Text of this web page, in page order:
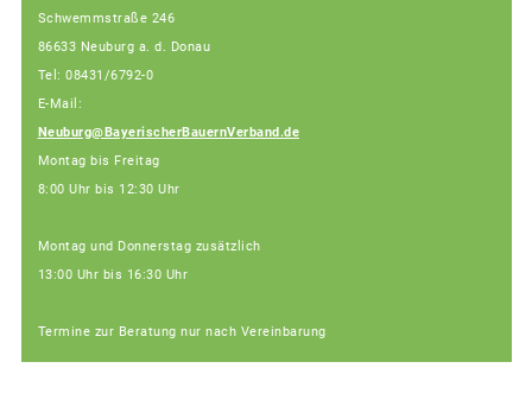
Schwemmstraße 246
86633 Neuburg a. d. Donau
Tel: 08431/6792-0
E-Mail:
Neuburg@BayerischerBauernVerband.de
Montag bis Freitag
8:00 Uhr bis 12:30 Uhr
Montag und Donnerstag zusätzlich
13:00 Uhr bis 16:30 Uhr
Termine zur Beratung nur nach Vereinbarung